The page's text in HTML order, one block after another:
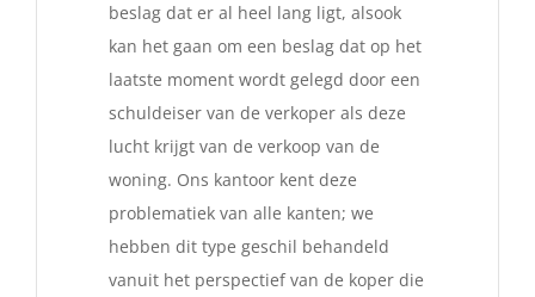
beslag dat er al heel lang ligt, alsook
kan het gaan om een beslag dat op het
laatste moment wordt gelegd door een
schuldeiser van de verkoper als deze
lucht krijgt van de verkoop van de
woning. Ons kantoor kent deze
problematiek van alle kanten; we
hebben dit type geschil behandeld
vanuit het perspectief van de koper die